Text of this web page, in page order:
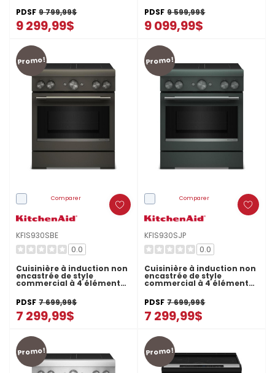
KitchenAid® de 36 po
KFIS936SJP
PDSF 9 799,99$
9 299,99$
KitchenAid® de 36 po
KFIS936SSS
PDSF 9 599,99$
9 099,99$
Promo!
Comparer
KFIS930SBE
0.0
Cuisinière à induction non
encastrée de style
commercial à 4 éléments
KitchenAid® de 30 po
KFIS930SBE
PDSF 7 699,99$
7 299,99$
Promo!
Comparer
KFIS930SJP
0.0
Cuisinière à induction non
encastrée de style
commercial à 4 éléments
KitchenAid® de 30 po
KFIS930SJP
PDSF 7 699,99$
7 299,99$
Promo! Promo!